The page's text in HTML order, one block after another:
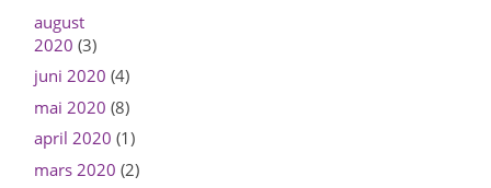
august
2020 (3)
juni 2020 (4)
mai 2020 (8)
april 2020 (1)
mars 2020 (2)